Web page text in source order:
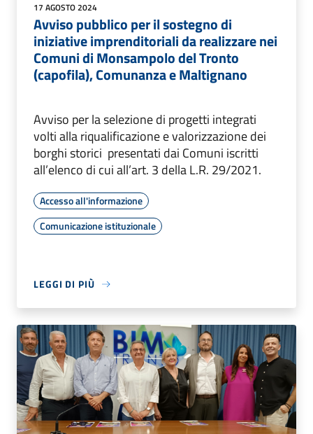
17 AGOSTO 2024
Avviso pubblico per il sostegno di
iniziative imprenditoriali da realizzare nei
Comuni di Monsampolo del Tronto
(capofila), Comunanza e Maltignano
Avviso per la selezione di progetti integrati
volti alla riqualificazione e valorizzazione dei
borghi storici presentati dai Comuni iscritti
all’elenco di cui all’art. 3 della L.R. 29/2021.
Accesso all'informazione
Comunicazione istituzionale
LEGGI DI PIÙ